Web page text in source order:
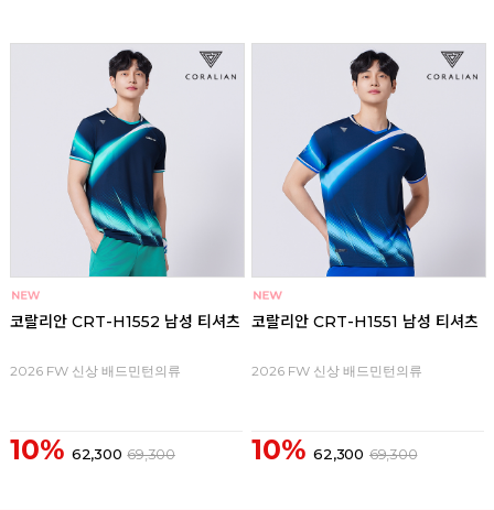
코랄리안 CRT-H1552 남성 티셔츠
2026 FW 신상 배드민턴의류
10% 62,300 69,300
코랄리안 CRT-H1551 남성 티셔츠
2026 FW 신상 배드민턴의류
10% 62,300 69,300